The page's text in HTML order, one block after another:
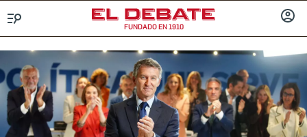
FUNDADO EN 1910